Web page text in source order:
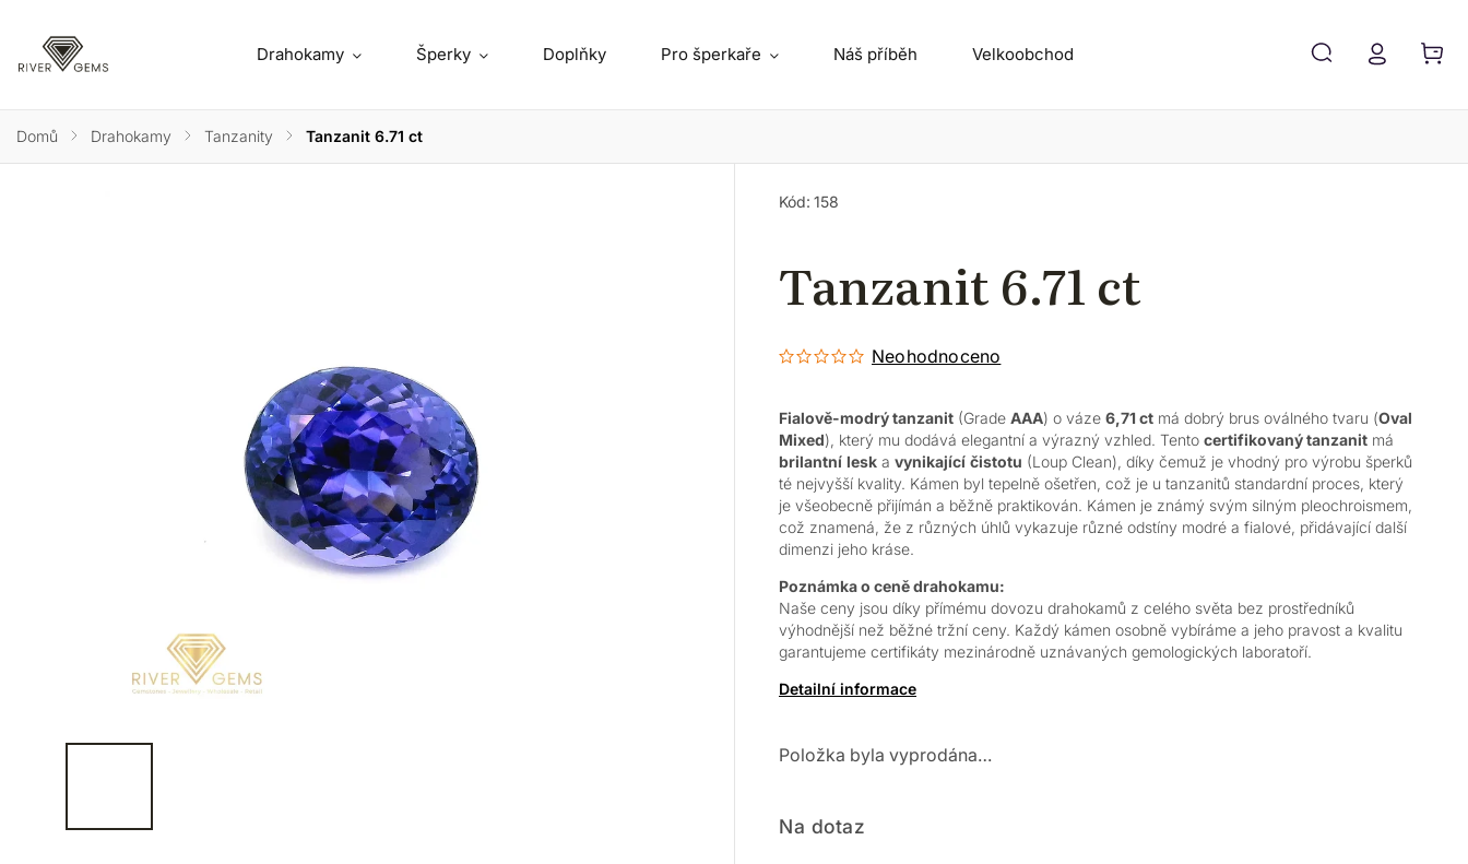
Drahokamy Šperky Doplňky Pro šperkaře Náš příběh Velkoobchod
Domů / Drahokamy / Tanzanity / Tanzanit 6.71 ct
Tanzanit 6.71 ct
Kód: 158
Neohodnoceno
Fialově-modrý tanzanit (GradeAAA) o váze6,71 ct má dobrý brus oválného tvaru (Oval
Mixed), který mu dodává elegantní a výrazný vzhled.Tentocertifikovaný tanzanit má
brilantní lesk avynikající čistotu (Loup Clean), díky čemuž je vhodný pro výrobu šperků
té nejvyšší kvality. Kámen byl tepelně ošetřen, což je u tanzanitů standardní proces, který
je všeobecně přijímán a běžně praktikován. Kámen je známý svým silným pleochroismem,
což znamená, že z různých úhlů vykazuje různé odstíny modré a fialové, přidávající další
dimenzi jeho kráse.
Poznámka o ceně drahokamu:
Naše ceny jsou díky přímému dovozu drahokamů z celého světa bez prostředníků
výhodnější než běžné tržní ceny. Každý kámen osobně vybíráme a jeho pravost a kvalitu
garantujeme certifikáty mezinárodně uznávaných gemologických laboratoří.
Detailní informace
Položka byla vyprodána…
Na dotaz